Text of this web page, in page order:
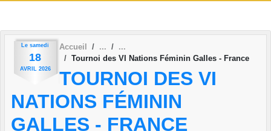
Le samedi
18
AVRIL 2026
Accueil
Tournoi des VI Nations Féminin Galles - France
TOURNOI DES VI
NATIONS FÉMININ
GALLES - FRANCE